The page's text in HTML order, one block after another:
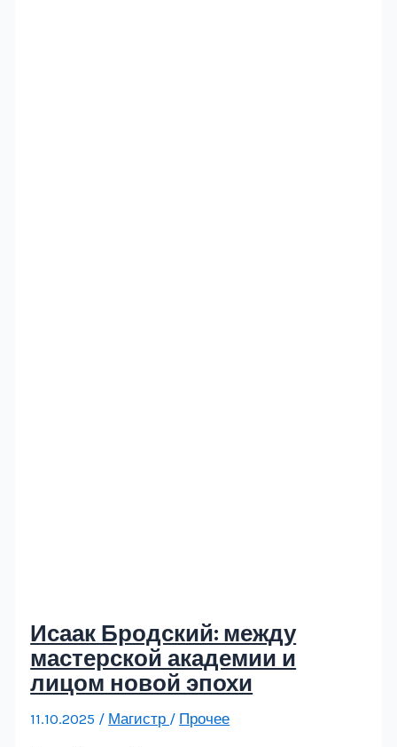
Исаак Бродский: между
мастерской академии и
лицом новой эпохи
11.10.2025 / Магистр / Прочее